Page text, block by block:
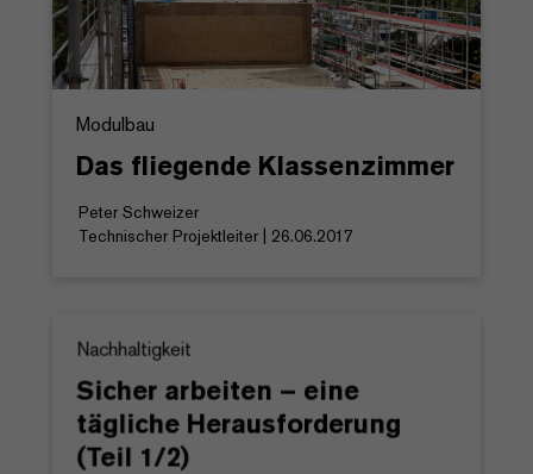
Modulbau
Das fliegende Klassenzimmer
Peter Schweizer
Technischer Projektleiter | 26.06.2017
Nachhaltigkeit
Sicher arbeiten – eine
tägliche Herausforderung
(Teil 1/2)